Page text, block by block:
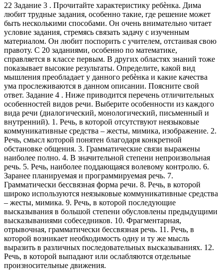
22 Задание 3 . Прочитайте характеристику ребѐнка. Дима
любит трудные задания, особенно такие, где решение может
быть несколькими способами. Он очень внимательно читает
условие задания, стремясь связать задачу с изученным
материалом. Он любит поспорить с учителем, отстаивая свою
правоту. С 20 заданиями, особенно по математике,
справляется в классе первым. В других областях знаний тоже
показывает высокие результаты. Определите, какой вид
мышления преобладает у данного ребѐнка и какие качества
ума прослеживаются в данном описании. Поясните свой
ответ. Задание 4 . Ниже приводится перечень отличительных
особенностей видов речи. Выберите особенности из каждого
вида речи (диалогический, монологический, письменный и
внутренний). 1. Речь, в которой отсутствуют неязыковые
коммуникативные средства – жесты, мимика, изображение. 2.
Речь, смысл которой понятен благодаря конкретной
обстановке общения. 3. Грамматические связи выражены
наиболее полно. 4. В значительной степени непроизвольная
речь. 5. Речь, наиболее поддающаяся волевому контролю. 6.
Заранее планируемая и программируемая речь. 7.
Грамматически бессвязная форма речи. 8. Речь, в которой
широко используются неязыковые коммуникативные средства
– жесты, мимика. 9. Речь, в которой последующие
высказывания в большой степени обусловлены предыдущими
высказываниями собеседников. 10. Фрагментарная,
отрывочная, грамматически бессвязная речь. 11. Речь, в
которой возникает необходимость одну и ту же мысль
выразить в различных последовательных высказываниях. 12.
Речь, в которой выпадают или ослабляются отдельные
произносительные движения.